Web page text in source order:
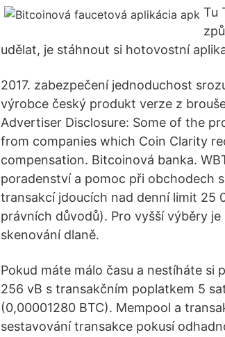
Tu
udělat, je stáhnout si hotovostní
2017. zabezpečení jednoduchost
výrobce český produkt verze z
Advertiser Disclosure: Some of the
from companies which Coin Clarity
compensation. Bitcoinová banka.
poradenství a pomoc při obchodech
transakcí jdoucích nad denní limit 25
právních důvodů). Pro vyšší výběry
skenování dlaně.
Pokud máte málo času a nestíháte
256 vB s transakčním poplatkem 5
(0,00001280 BTC). Mempool a
sestavování transakce pokusí